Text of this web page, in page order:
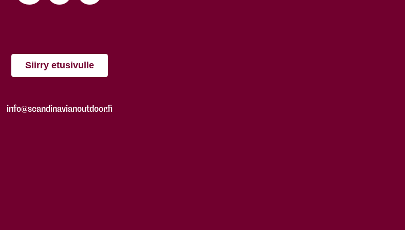
Siirry etusivulle
info@scandinavianoutdoor.fi